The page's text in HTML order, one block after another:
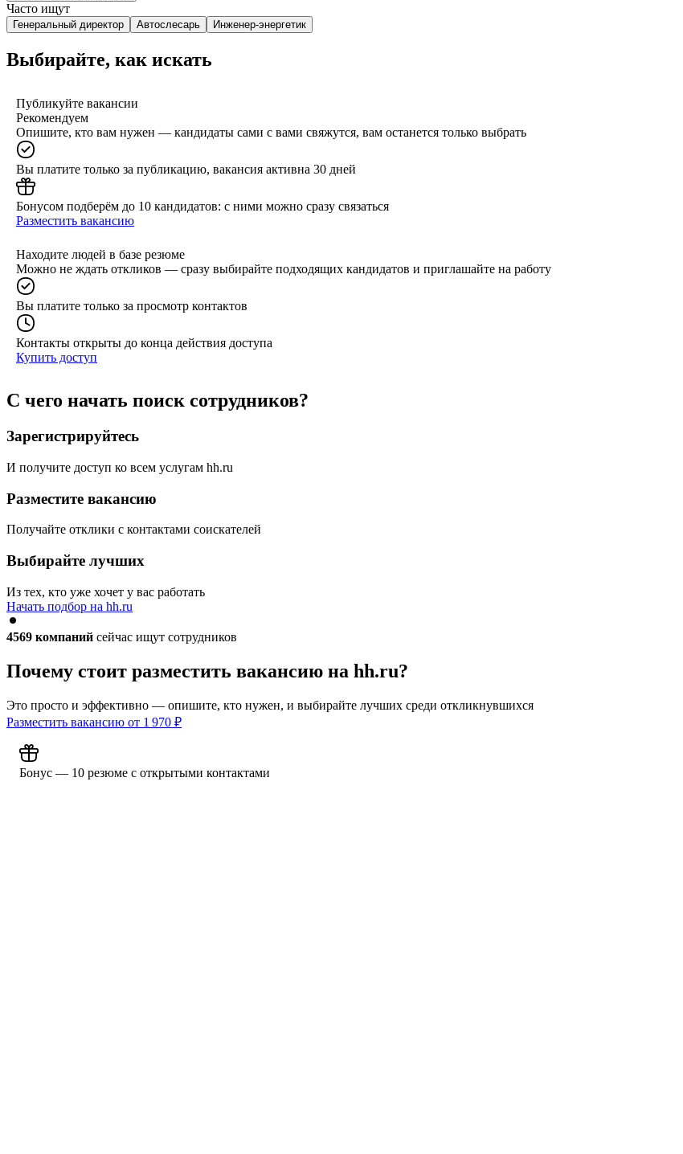
Часто ищут
Генеральный директор Автослесарь Инженер-энергетик
Выбирайте, как искать
Публикуйте вакансии
Рекомендуем
Опишите, кто вам нужен — кандидаты сами с вами свяжутся, вам останется только выбрать
Вы платите только за публикацию, вакансия активна 30 дней
Бонусом подберём до 10 кандидатов: с ними можно сразу связаться
Разместить вакансию
Находите людей в базе резюме
Можно не ждать откликов — сразу выбирайте подходящих кандидатов и приглашайте на работу
Вы платите только за просмотр контактов
Контакты открыты до конца действия доступа
Купить доступ
С чего начать поиск сотрудников?
Зарегистрируйтесь
И получите доступ ко всем услугам hh.ru
Разместите вакансию
Получайте отклики с контактами соискателей
Выбирайте лучших
Из тех, кто уже хочет у вас работать
Начать подбор на hh.ru
4569 компаний сейчас ищут сотрудников
Почему стоит разместить вакансию на hh.ru?
Это просто и эффективно — опишите, кто нужен, и выбирайте лучших среди откликнувшихся
Разместить вакансию от 1 970 ₽
Бонус — 10 резюме с открытыми контактами